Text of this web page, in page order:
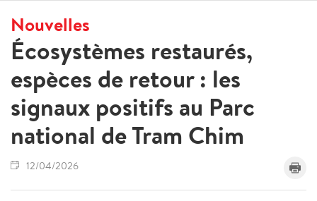
Nouvelles
Écosystèmes restaurés,
espèces de retour : les
signaux positifs au Parc
national de Tram Chim
12/04/2026